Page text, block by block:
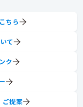
ちら
て
ク
ご提案